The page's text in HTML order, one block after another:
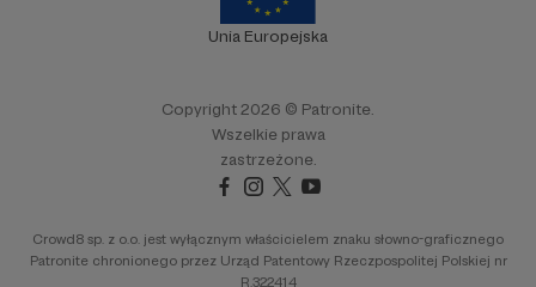
Wietnam 2008. Hania jedzie solo z Hanoi do Ho
Chi Min
Od 2016 roku rozwijaliśmy razem ecommerce -
Unia Europejska
Copyright 2026 © Patronite.
Wszelkie prawa
zastrzeżone.
Crowd8 sp. z o.o. jest wyłącznym właścicielem znaku słowno-graficznego
Patronite chronionego przez Urząd Patentowy Rzeczpospolitej Polskiej nr
R.322414